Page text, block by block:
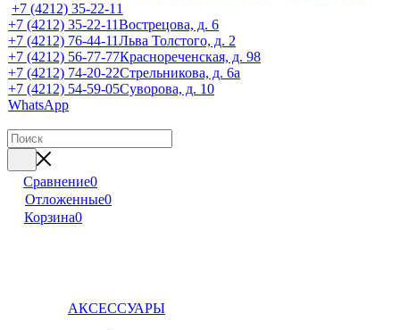
+7 (4212) 35-22-11
+7 (4212) 35-22-11Вострецова, д. 6
+7 (4212) 76-44-11Льва Толстого, д. 2
+7 (4212) 56-77-77Краснореченская, д. 98
+7 (4212) 74-20-22Стрельникова, д. 6а
+7 (4212) 54-59-05Суворова, д. 10
WhatsApp
Сравнение0
Отложенные0
Корзина0
АКСЕССУАРЫ